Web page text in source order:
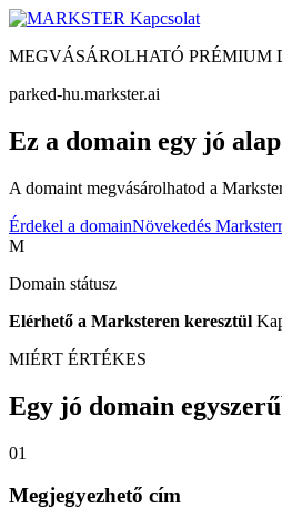
Kapcsolat
MEGVÁSÁROLHATÓ PRÉMIUM
parked-hu.markster.ai
Ez a domain egy jó
A domaint megvásárolhatod a
Érdekel a domainNövekedés
M
Domain státusz
Elérhető a Marksteren keresztül
MIÉRT ÉRTÉKES
Egy jó domain
01
Megjegyezhető cím